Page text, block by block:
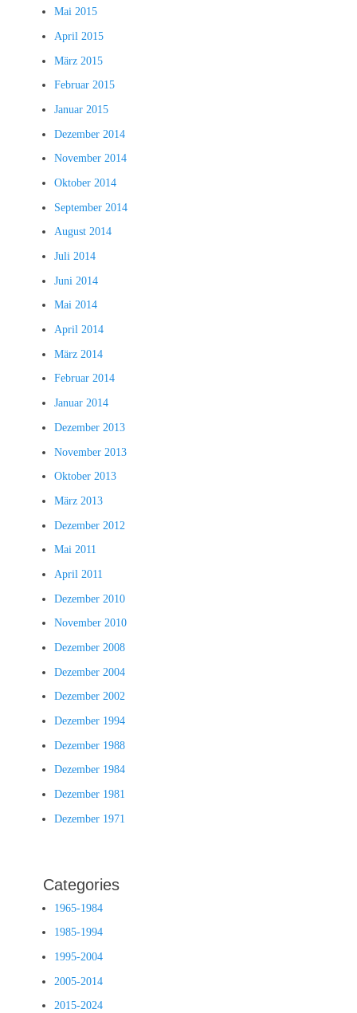
Mai 2015
April 2015
März 2015
Februar 2015
Januar 2015
Dezember 2014
November 2014
Oktober 2014
September 2014
August 2014
Juli 2014
Juni 2014
Mai 2014
April 2014
März 2014
Februar 2014
Januar 2014
Dezember 2013
November 2013
Oktober 2013
März 2013
Dezember 2012
Mai 2011
April 2011
Dezember 2010
November 2010
Dezember 2008
Dezember 2004
Dezember 2002
Dezember 1994
Dezember 1988
Dezember 1984
Dezember 1981
Dezember 1971
Categories
1965-1984
1985-1994
1995-2004
2005-2014
2015-2024